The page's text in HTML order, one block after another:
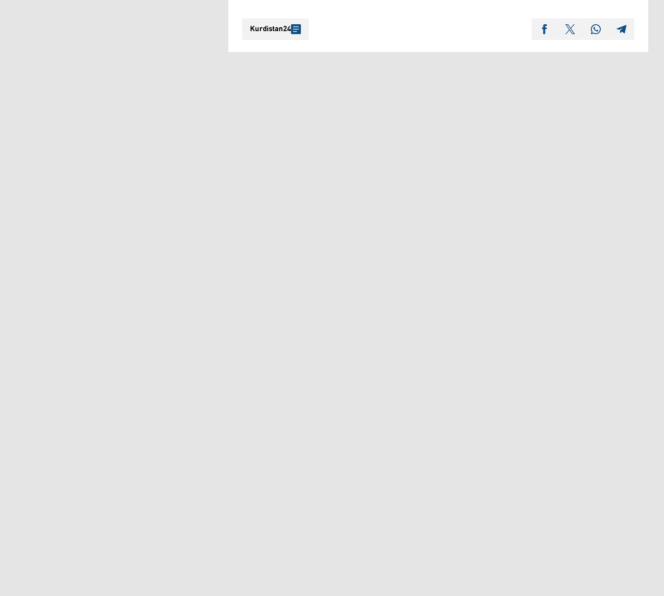
Kurdistan24